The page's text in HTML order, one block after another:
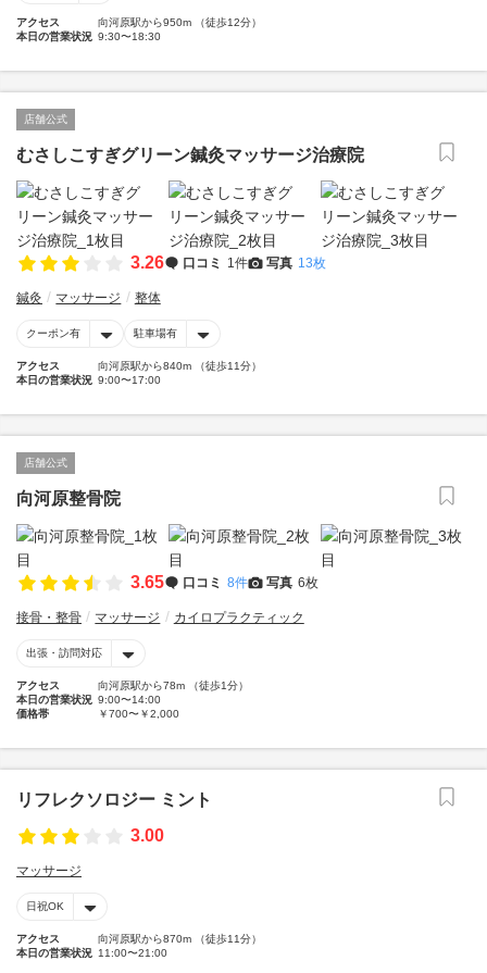
アクセス
向河原駅から950m （徒歩12分）
本日の営業状況 9:30〜18:30
店舗公式
むさしこすぎグリーン鍼灸マッサージ治療院
3.26 口コミ 1件 写真 13枚
鍼灸 マッサージ 整体
クーポン有 駐車場有
アクセス
向河原駅から840m （徒歩11分）
本日の営業状況 9:00〜17:00
店舗公式
向河原整骨院
3.65 口コミ 8件 写真 6枚
接骨・整骨 マッサージ カイロプラクティック
出張・訪問対応
アクセス
向河原駅から78m （徒歩1分）
本日の営業状況 9:00〜14:00
価格帯
￥700〜￥2,000
リフレクソロジー ミント
3.00
マッサージ
日祝OK
アクセス
向河原駅から870m （徒歩11分）
本日の営業状況 11:00〜21:00